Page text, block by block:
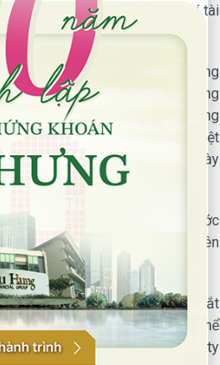
không để thất thoát, lãng phí tài
việc giao nhiệm vụ, đặt hàng
cấp dịch vụ, hàng hóa công
thể của dự án đầu tư xây dựng
Tổng công ty đường sắt Việt
về nội dung này vào sáng ngày
cáo Thủ tướng Chính phủ trước
các vướng mắc (nếu có) liên
Đào tạo, Tổng Công ty đường sắt
Nam; có lộ trình, kế hoạch cụ thể
tuyến đường sắt (Tổng công ty